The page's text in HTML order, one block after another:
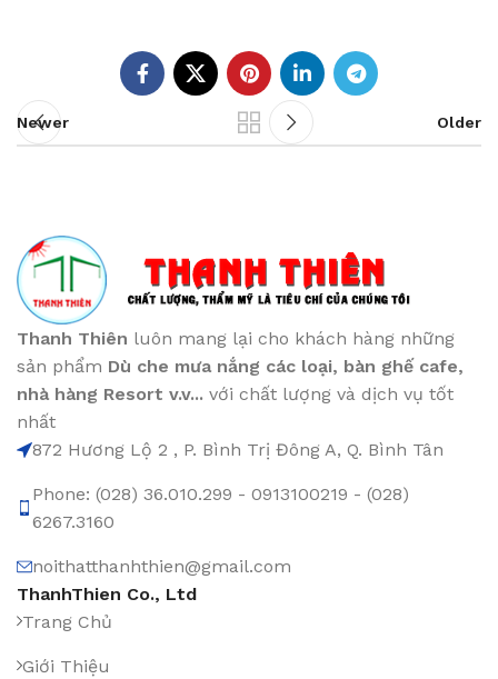
Newer Older
Thanh Thiên luôn mang lại cho khách hàng những
sản phẩm Dù che mưa nắng các loại, bàn ghế cafe,
nhà hàng Resort v.v... với chất lượng và dịch vụ tốt
nhất
872 Hương Lộ 2 , P. Bình Trị Đông A, Q. Bình Tân
Phone: (028) 36.010.299 - 0913100219 - (028)
6267.3160
noithatthanhthien@gmail.com
ThanhThien Co., Ltd
Trang Chủ
Giới Thiệu